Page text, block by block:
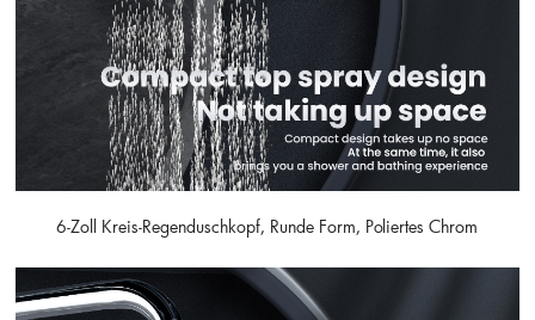
6-Zoll Kreis-Regenduschkopf, Runde Form, Poliertes Chrom